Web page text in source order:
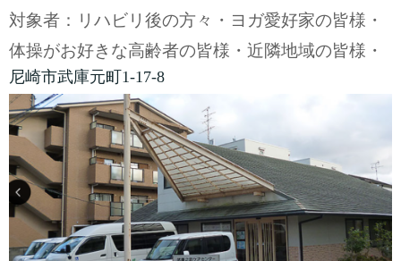
対象者：リハビリ後の方々・ヨガ愛好家の皆様・
体操がお好きな高齢者の皆様・近隣地域の皆様・
尼崎市武庫元町1-17-8